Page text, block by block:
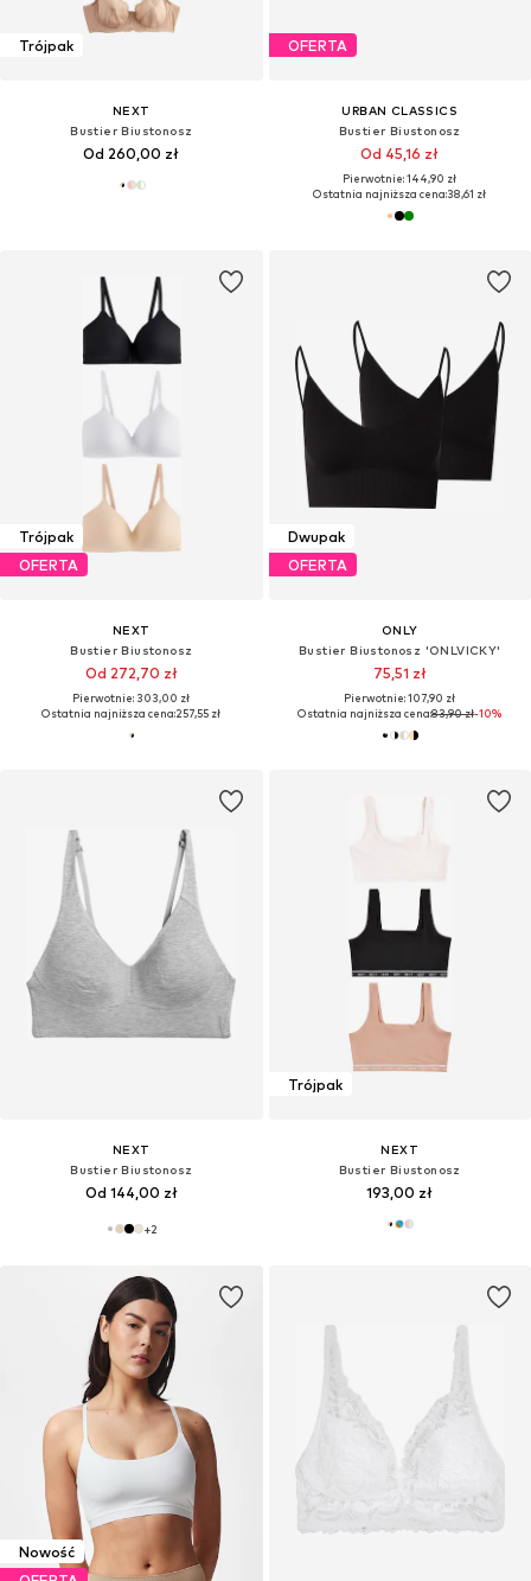
Trójpak
NEXT
Bustier Biustonosz
Od 260,00 zł
OFERTA
URBAN CLASSICS
Bustier Biustonosz
Od 45,16 zł
Pierwotnie: 144,90 zł
Ostatnia najniższa cena:38,61 zł
Trójpak
OFERTA
NEXT
Bustier Biustonosz
Od 272,70 zł
Pierwotnie: 303,00 zł
Ostatnia najniższa cena:257,55 zł
Dwupak
OFERTA
ONLY
Bustier Biustonosz 'ONLVICKY'
75,51 zł
Pierwotnie: 107,90 zł
Ostatnia najniższa cena:83,90 zł-10%
NEXT
Bustier Biustonosz
Od 144,00 zł
+2
Trójpak
NEXT
Bustier Biustonosz
193,00 zł
Nowość